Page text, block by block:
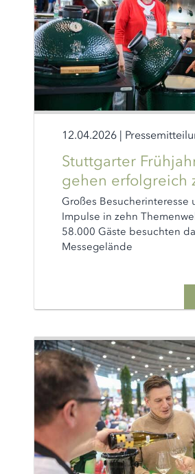
12.04.2026 |
Stuttgarter
gehen erfolgreich
Großes Besucherinteresse
Impulse in zehn
58.000 Gäste besuchten
Messegelände